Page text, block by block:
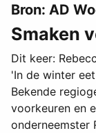
Bron: AD
Smaken
Dit keer:
'In de winter
Bekende
voorkeuren en
onderneemster